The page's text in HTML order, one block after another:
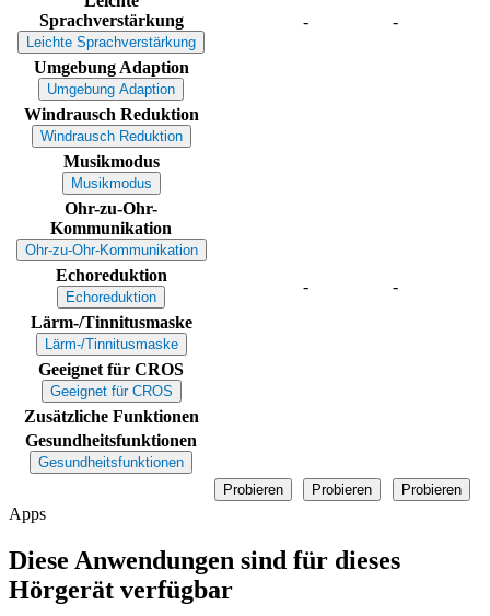
Sprachverstärkung
Leichte Sprachverstärkung
- -
Umgebung Adaption
Umgebung Adaption
Windrausch Reduktion
Windrausch Reduktion
Musikmodus
Musikmodus
Ohr-zu-Ohr-
Kommunikation
Ohr-zu-Ohr-Kommunikation
Echoreduktion
Echoreduktion
-
-
Lärm-/Tinnitusmaske
Lärm-/Tinnitusmaske
Geeignet für CROS
Geeignet für CROS
Zusätzliche Funktionen
Gesundheitsfunktionen
Gesundheitsfunktionen
Probieren
Probieren Probieren
Apps
Diese Anwendungen sind für dieses
Hörgerät verfügbar